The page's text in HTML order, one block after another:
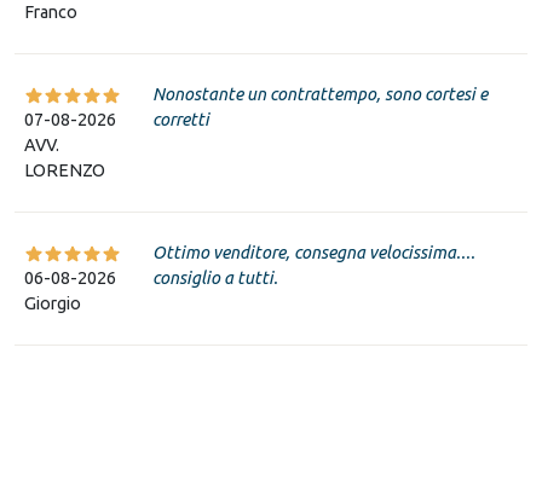
Franco
07-08-2026
AVV.
LORENZO
Nonostante un contrattempo, sono cortesi e
corretti
06-08-2026
Giorgio
Ottimo venditore, consegna velocissima....
consiglio a tutti.